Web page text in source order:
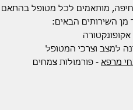
מותאמים לכל מטופל בהתאם
מן השירותים הבאים:
אקופונקטורה
למצב וצרכי המטופל
מרפא - פורמולות צמחים